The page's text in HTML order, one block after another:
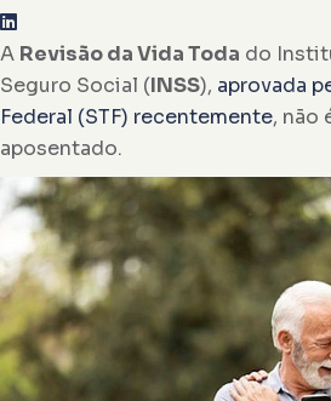
A Revisão da Vida Toda do
Seguro Social (INSS), aprovada
Federal (STF) recentemente, não
aposentado.